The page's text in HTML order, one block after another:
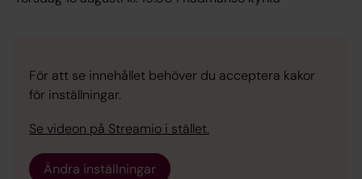
För att se innehållet behöver du acceptera kakor
för inställningar.
Se videon på Streamio i stället.
Ändra inställningar